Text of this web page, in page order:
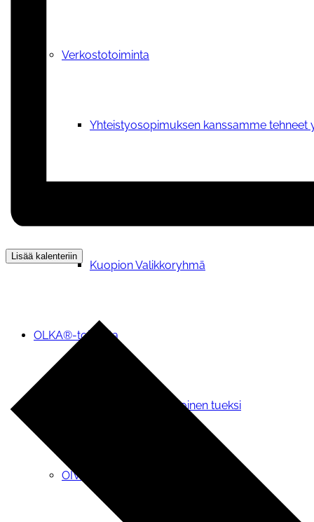
Verkostotoiminta
Yhteistyosopimuksen kanssamme tehneet
Kuopion Valikkoryhmä
OLKA®-toiminta
Pyydä OLKA-vapaaehtoinen tueksi
OIVA-tietopalvelu
Lisää kalenteriin